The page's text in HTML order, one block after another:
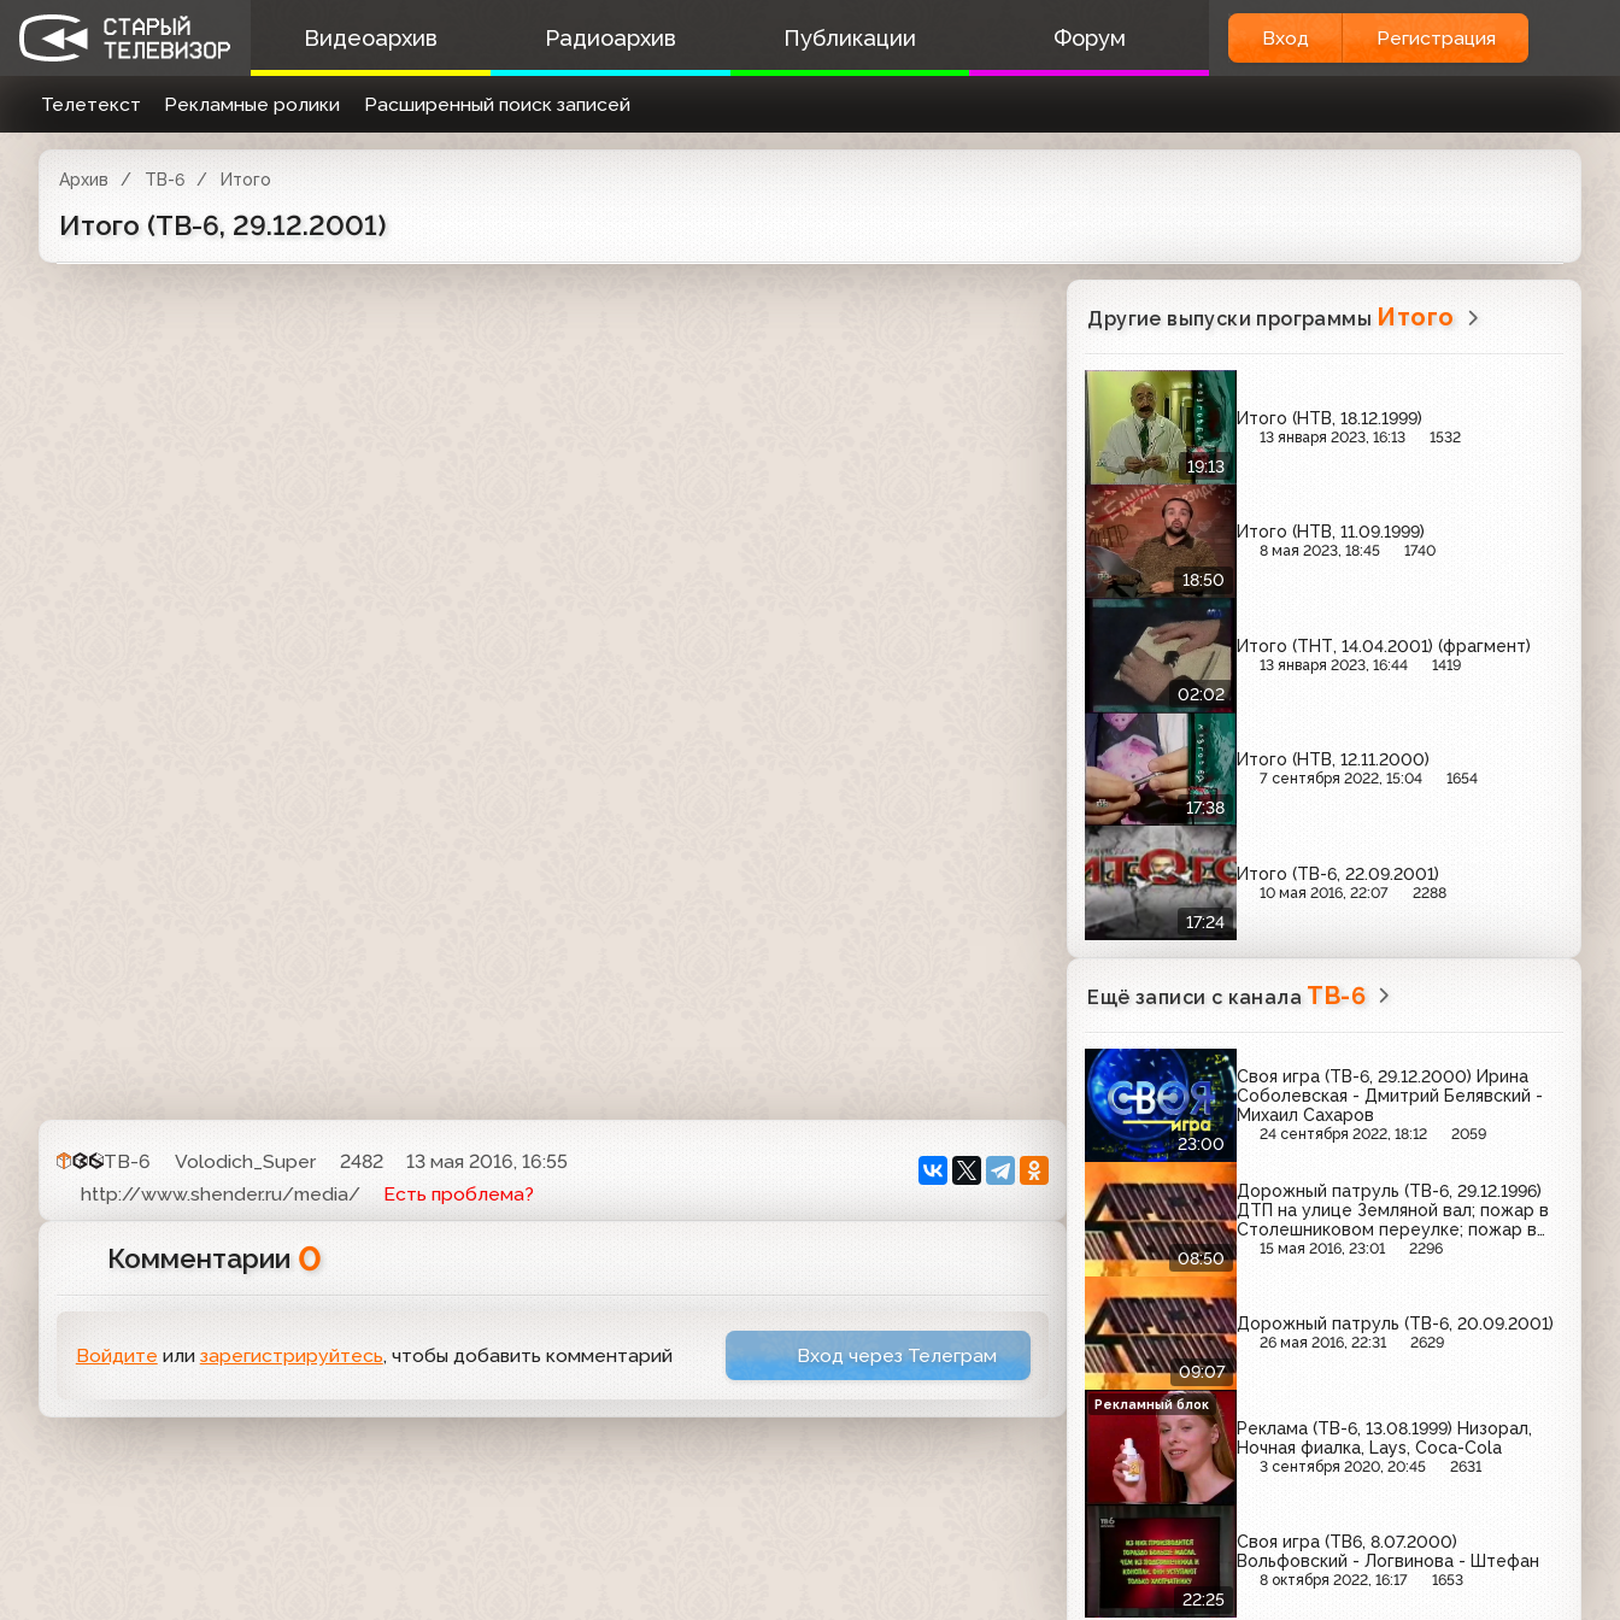
Видеоархив Радиоархив Публикации Форум Вход Регистрация
Телетекст Рекламные ролики Расширенный поиск записей
Архив ТВ-6 Итого
Итого (ТВ-6, 29.12.2001)
ТВ-6 Volodich_Super 2482
13 мая 2016, 16:55
http://www.shender.ru/media/
Есть проблема?
Комментарии 0
Войдите или зарегистрируйтесь, чтобы добавить комментарий Вход через Телеграм
Другие выпуски программы Итого
19:13
Итого (НТВ, 18.12.1999)
13 января 2023, 16:13 1532
18:50
Итого (НТВ, 11.09.1999)
8 мая 2023, 18:45 1740
02:02
Итого (ТНТ, 14.04.2001) (фрагмент)
13 января 2023, 16:44 1419
17:38
Итого (НТВ, 12.11.2000)
7 сентября 2022, 15:04 1654
17:24
Итого (ТВ-6, 22.09.2001)
10 мая 2016, 22:07 2288
Ещё записи с канала ТВ-6
23:00
Своя игра (ТВ-6, 29.12.2000) Ирина
Соболевская - Дмитрий Белявский -
Михаил Сахаров
24 сентября 2022, 18:12 2059
08:50
Дорожный патруль (ТВ-6, 29.12.1996)
ДТП на улице Земляной вал; пожар в
Столешниковом переулке; пожар в
жилом доме в Богословском
15 мая 2016, 23:01 2296
09:07
Дорожный патруль (ТВ-6, 20.09.2001)
26 мая 2016, 22:31 2629
Реклама (ТВ-6, 13.08.1999) Низорал,
Ночная фиалка, Lays, Coca-Cola
3 сентября 2020, 20:45 2631
Рекламный блок
22:25
Своя игра (ТВ6, 8.07.2000)
Вольфовский - Логвинова - Штефан
8 октября 2022, 16:17 1653